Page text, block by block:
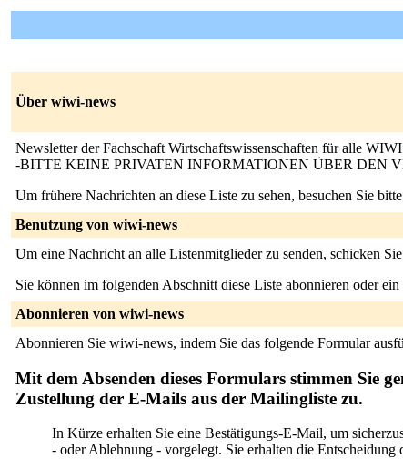
Über wiwi-news
Newsletter der Fachschaft Wirtschaftswissenschaften für alle
-BITTE KEINE PRIVATEN INFORMATIONEN ÜBER DEN
Um frühere Nachrichten an diese Liste zu sehen, besuchen Sie
Benutzung von wiwi-news
Um eine Nachricht an alle Listenmitglieder zu senden, schicken Sie
Sie können im folgenden Abschnitt diese Liste abonnieren oder ein
Abonnieren von wiwi-news
Abonnieren Sie wiwi-news, indem Sie das folgende Formular
Mit dem Absenden dieses Formulars stimmen Sie
Zustellung der E-Mails aus der Mailingliste zu.
In Kürze erhalten Sie eine Bestätigungs-E-Mail, um
- oder Ablehnung - vorgelegt. Sie erhalten die